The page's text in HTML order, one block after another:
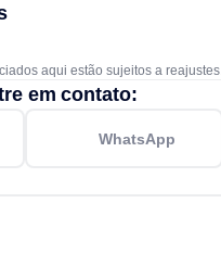
aqui estão sujeitos a reajustes.
em contato:
WhatsApp